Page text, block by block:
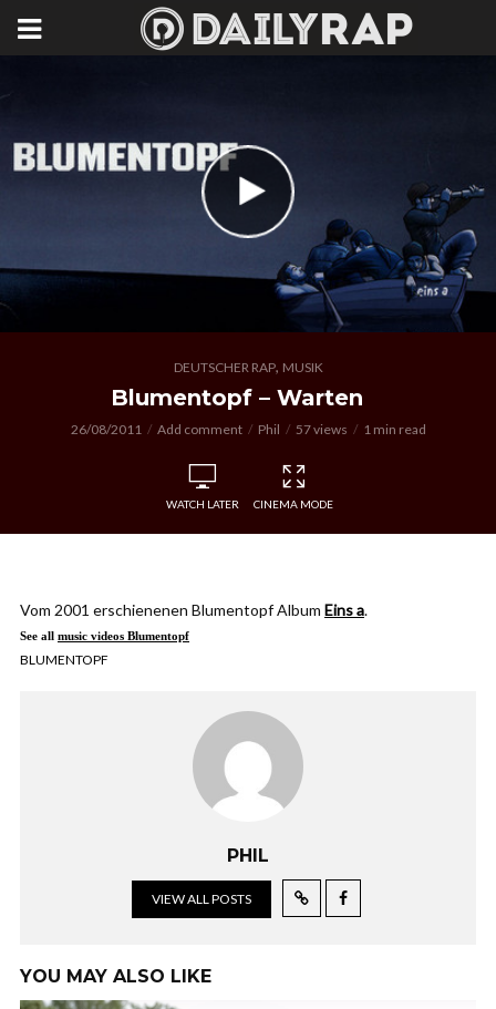
DEUTSCHER RAP, MUSIK
Blumentopf – Warten
26/08/2011 Add comment Phil 57 views 1 min read
WATCH LATER CINEMA MODE
Vom 2001 erschienenen Blumentopf Album Eins a.
See all music videos Blumentopf
BLUMENTOPF
PHIL
VIEW ALL POSTS
YOU MAY ALSO LIKE